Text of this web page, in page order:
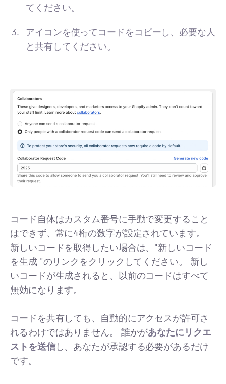
てください。
アイコンを使ってコードをコピーし、必要な人
と共有してください。
コード自体はカスタム番号に手動で変更すること
はできず、常に4桁の数字が設定されています。
新しいコードを取得したい場合は、"新しいコード
を生成 "のリンクをクリックしてください。 新し
いコードが生成されると、以前のコードはすべて
無効になります。
コードを共有しても、自動的にアクセスが許可さ
れるわけではありません。 誰かがあなたにリクエ
ストを送信し、あなたが承認する必要があるだけ
です。